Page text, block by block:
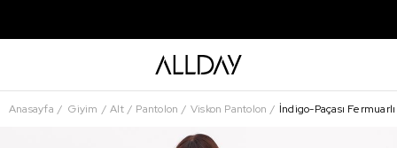
Anasayfa Giyim Alt Pantolon Viskon Pantolon İndigo-Paçası